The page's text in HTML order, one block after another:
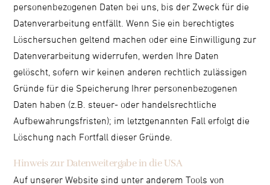
personenbezogenen Daten bei uns, bis der Zweck für die
Datenverarbeitung entfällt. Wenn Sie ein berechtigtes
Löschersuchen geltend machen oder eine Einwilligung zur
Datenverarbeitung widerrufen, werden Ihre Daten
gelöscht, sofern wir keinen anderen rechtlich zulässigen
Gründe für die Speicherung Ihrer personenbezogenen
Daten haben (z.B. steuer- oder handelsrechtliche
Aufbewahrungsfristen); im letztgenannten Fall erfolgt die
Löschung nach Fortfall dieser Gründe.
Hinweis zur Datenweitergabe in die USA
Auf unserer Website sind unter anderem Tools von